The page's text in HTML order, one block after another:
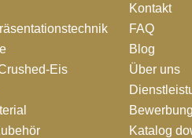
Eis
Kontakt
FAQ
Blog
Über uns
Katalog